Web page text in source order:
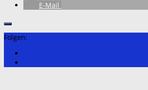
E-Mail
Folgen: